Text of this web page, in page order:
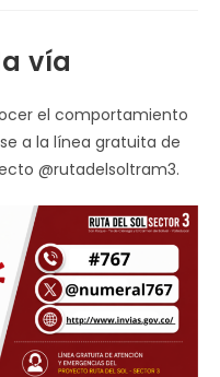
vía
el comportamiento
a la línea gratuita de
@rutadelsoltram3.